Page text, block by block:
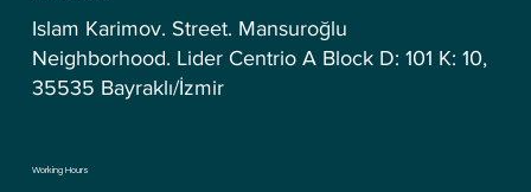
Islam Karimov. Street. Mansuroğlu
Neighborhood. Lider Centrio A Block D: 101 K: 10,
35535 Bayraklı/İzmir
Working Hours